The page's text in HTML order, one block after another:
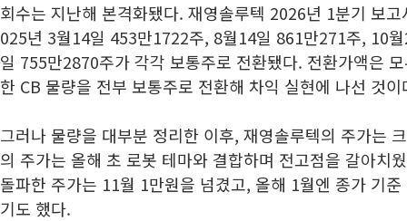
회수는 지난해 본격화됐다. 재영솔루텍 2026년 1분기 보
025년 3월14일 453만1722주, 8월14일 861만271주, 10
일 755만2870주가 각각 보통주로 전환됐다. 전환가액은
한 CB 물량을 전부 보통주로 전환해 차익 실현에 나선 것이
그러나 물량을 대부분 정리한 이후, 재영솔루텍의 주가는
의 주가는 올해 초 로봇 테마와 결합하며 전고점을 갈아치
돌파한 주가는 11월 1만원을 넘겼고, 올해 1월엔 종가 기
기도 했다.